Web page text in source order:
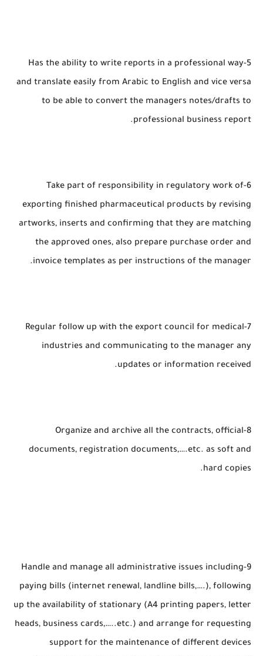
5-Has the ability to write reports in a professional way
and translate easily from Arabic to English and vice versa
to be able to convert the managers notes/drafts to
professional business report.
6-Take part of responsibility in regulatory work of
exporting finished pharmaceutical products by revising
artworks, inserts and confirming that they are matching
the approved ones, also prepare purchase order and
invoice templates as per instructions of the manager.
7-Regular follow up with the export council for medical
industries and communicating to the manager any
updates or information received.
8-Organize and archive all the contracts, official
documents, registration documents,….etc. as soft and
hard copies.
9-Handle and manage all administrative issues including
paying bills (internet renewal, landline bills,….), following
up the availability of stationary (A4 printing papers, letter
heads, business cards,…..etc.) and arrange for requesting
support for the maintenance of different devices